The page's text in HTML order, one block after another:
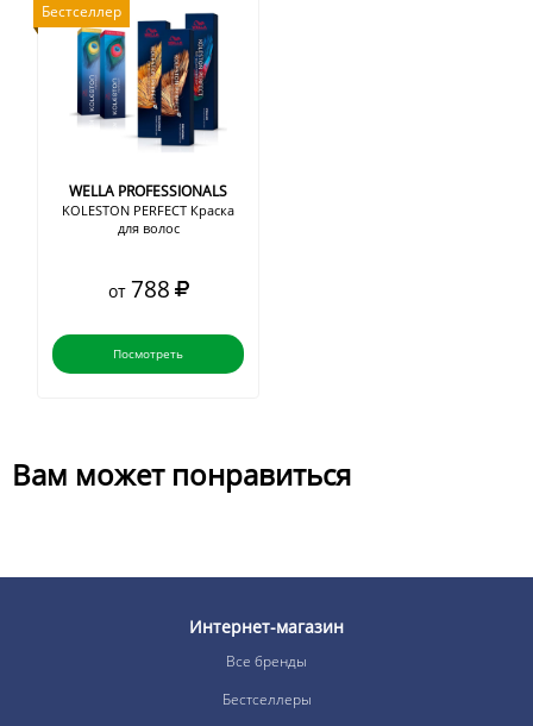
Бестселлер
WELLA PROFESSIONALS
KOLESTON PERFECT Краска
для волос
от 788
Посмотреть
Вам может понравиться
Интернет-магазин
Все бренды
Бестселлеры